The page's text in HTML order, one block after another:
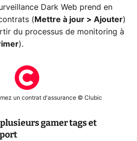
Dark Web prend en
( Mettre à jour > Ajouter)
du processus de monitoring à
).
un contrat d'assurance © Clubic
gamer tags et